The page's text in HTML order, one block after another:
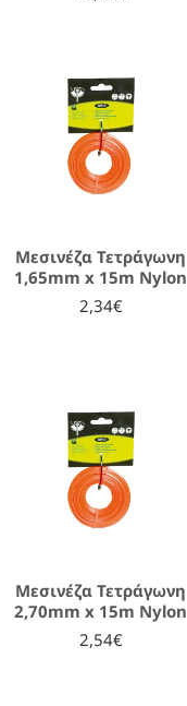
Μεσινέζα Τετράγωνη
1,65mm x 15m Nylon
2,34€
Μεσινέζα Τετράγωνη
2,70mm x 15m Nylon
2,54€